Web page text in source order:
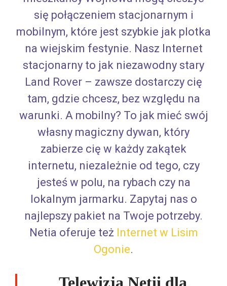
się połączeniem stacjonarnym i
mobilnym, które jest szybkie jak plotka
na wiejskim festynie. Nasz Internet
stacjonarny to jak niezawodny stary
Land Rover – zawsze dostarczy cię
tam, gdzie chcesz, bez względu na
warunki. A mobilny? To jak mieć swój
własny magiczny dywan, który
zabierze cię w każdy zakątek
internetu, niezależnie od tego, czy
jesteś w polu, na rybach czy na
lokalnym jarmarku. Zapytaj nas o
najlepszy pakiet na Twoje potrzeby.
Netia oferuje też Internet w Lisim
Ogonie.
Telewizja Netii dla